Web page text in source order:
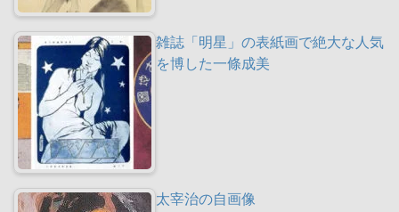
雑誌「明星」の表紙画で絶大な人気
を博した一條成美
太宰治の自画像